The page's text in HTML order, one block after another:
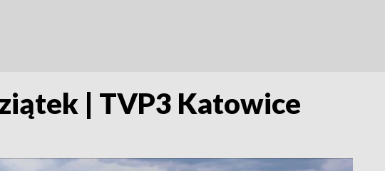
| TVP3 Katowice